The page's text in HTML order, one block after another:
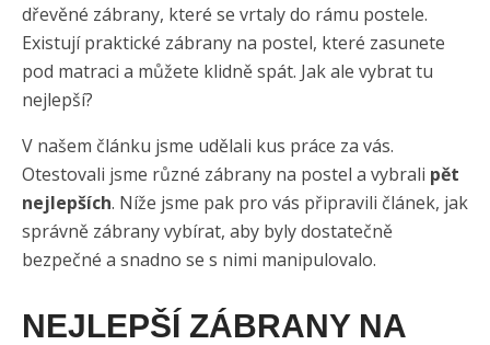
dřevěné zábrany, které se vrtaly do rámu postele.
Existují praktické zábrany na postel, které zasunete
pod matraci a můžete klidně spát. Jak ale vybrat tu
nejlepší?
V našem článku jsme udělali kus práce za vás.
Otestovali jsme různé zábrany na postel a vybrali pět
nejlepších. Níže jsme pak pro vás připravili článek, jak
správně zábrany vybírat, aby byly dostatečně
bezpečné a snadno se s nimi manipulovalo.
NEJLEPŠÍ ZÁBRANY NA